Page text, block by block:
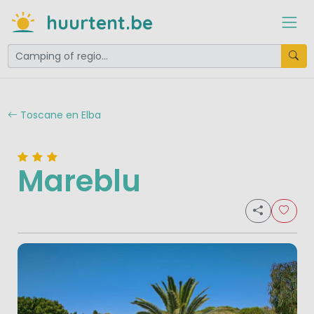
huurtent.be
Toscane en Elba
Mareblu